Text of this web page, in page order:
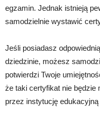
egzamin. Jednak istnieją
samodzielnie wystawić
Jeśli posiadasz
dziedzinie, możesz
potwierdzi Twoje
że taki certyfikat nie będzie
przez instytucję